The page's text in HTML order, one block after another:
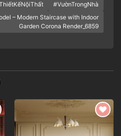
#VườnTrongNhà
– Modern Staircase with Indoor
Garden Corona Render_6859
Add to
wishlist